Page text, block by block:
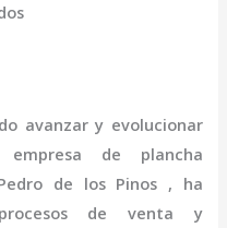
avanzar y evolucionar
empresa de plancha
de los Pinos , ha
de venta y